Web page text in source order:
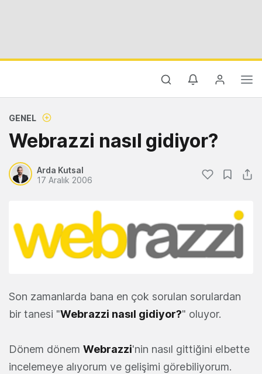
GENEL
Webrazzi nasıl gidiyor?
Arda Kutsal
17 Aralık 2006
Son zamanlarda bana en çok sorulan sorulardan
bir tanesi "Webrazzi nasıl gidiyor?" oluyor.
Dönem dönem Webrazzi'nin nasıl gittiğini elbette
incelemeye alıyorum ve gelişimi görebiliyorum.